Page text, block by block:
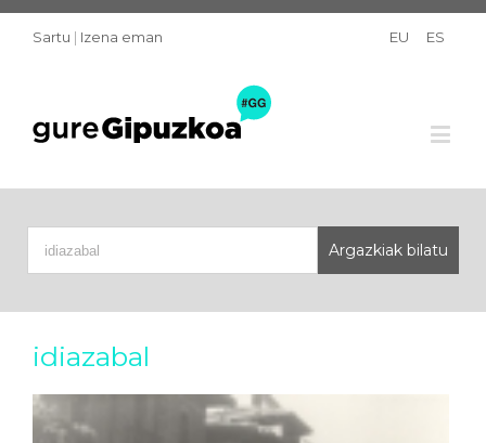
Sartu | Izena eman EU ES
idiazabal